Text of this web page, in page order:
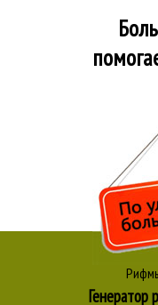
Генератор